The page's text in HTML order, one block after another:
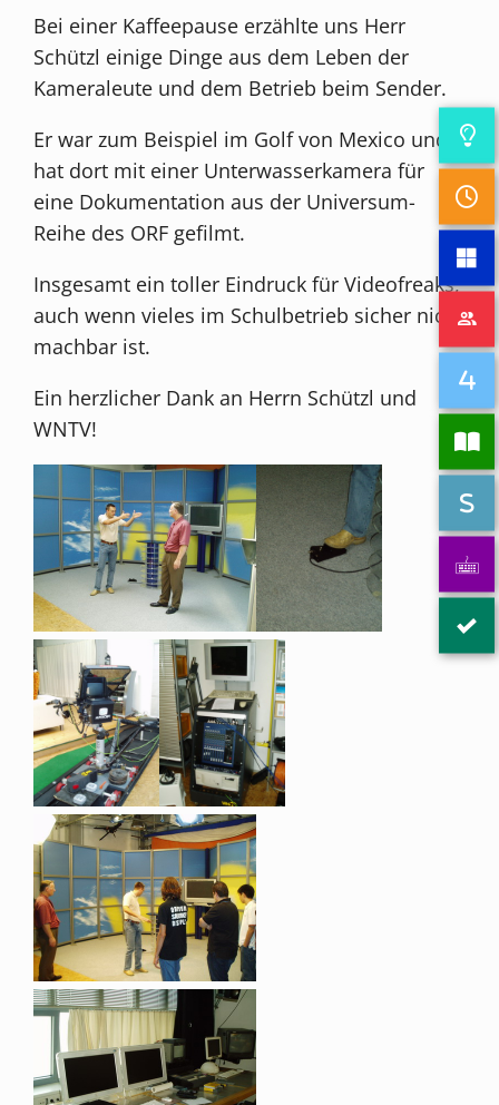
Bei einer Kaffeepause erzählte uns Herr
Schützl einige Dinge aus dem Leben der
Kameraleute und dem Betrieb beim Sender.
Er war zum Beispiel im Golf von Mexico und
hat dort mit einer Unterwasserkamera für
eine Dokumentation aus der Universum-
Reihe des ORF gefilmt.
Insgesamt ein toller Eindruck für Videofreaks,
auch wenn vieles im Schulbetrieb sicher nicht
machbar ist.
Ein herzlicher Dank an Herrn Schützl und
WNTV!